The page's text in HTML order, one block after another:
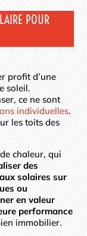
POUR
profit d’une
soleil.
ce ne sont
individuelles.
les toits des
chaleur, qui
des
solaires sur
ou
en valeur
performance
immobilier.